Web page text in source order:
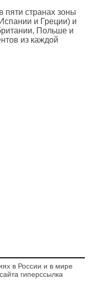
пяти странах зоны
и Греции) и
Польше и
из каждой
в России и в мире
гиперссылка